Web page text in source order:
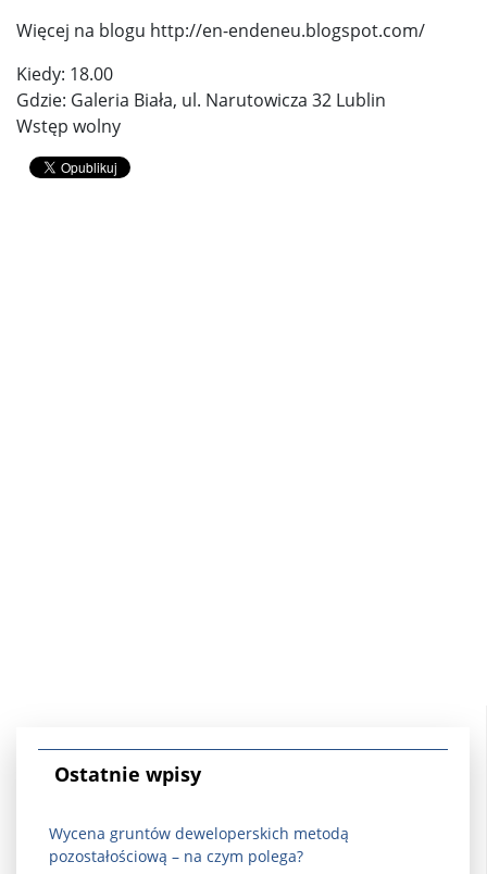
Więcej na blogu http://en-endeneu.blogspot.com/
Kiedy: 18.00
Gdzie: Galeria Biała, ul. Narutowicza 32 Lublin
Wstęp wolny
Ostatnie wpisy
Wycena gruntów deweloperskich metodą
pozostałościową – na czym polega?